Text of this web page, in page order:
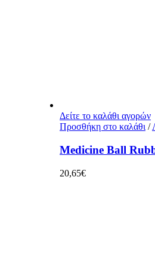
Δείτε το καλάθι αγορών
Προσθήκη στο καλάθι/
Medicine Ball
20,65€